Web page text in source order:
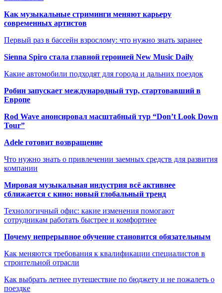
Как музыкальные стриминги меняют карьеру
современных артистов
Первый раз в бассейн взрослому: что нужно знать заранее
Sienna Spiro стала главной героиней New Music Daily
Какие автомобили подходят для города и дальних поездок
Робин запускает международный тур, стартовавший в
Европе
Rod Wave анонсировал масштабный тур “Don’t Look Down
Tour”
Adele готовит возвращение
Что нужно знать о привлечении заемных средств для развития
компании
Мировая музыкальная индустрия всё активнее
сближается с кино: новый глобальный тренд
Технологичный офис: какие изменения помогают
сотрудникам работать быстрее и комфортнее
Почему непрерывное обучение становится обязательным
Как меняются требования к квалификации специалистов в
строительной отрасли
Как выбрать летнее путешествие по бюджету и не пожалеть о
поездке